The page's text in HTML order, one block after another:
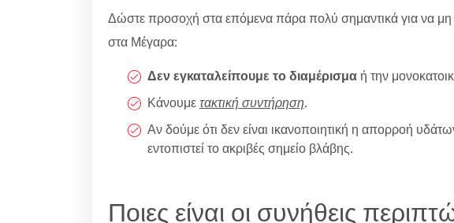
Δώστε προσοχή στα επόμενα πάρα πολύ σημαντικά για να μη
στα Μέγαρα:
Δεν εγκαταλείπουμε το διαμέρισμα ή την
Κάνουμετακτική συντήρηση.
Αν δούμε ότι δεν είναι ικανοποιητική η απορροή
εντοπιστεί το ακριβές σημείο βλάβης.
Ποιες είναι οι συνήθεις